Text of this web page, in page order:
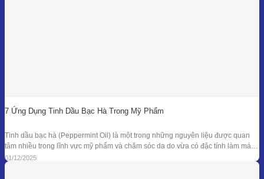
7 Ứng Dụng Tinh Dầu Bạc Hà Trong Mỹ Phẩm
Tinh dầu bạc hà (Peppermint Oil) là một trong những nguyên liệu được quan
tâm nhiều trong lĩnh vực mỹ phẩm và chăm sóc da do vừa có đặc tính làm mát
đặc trưng, vừa sở hữu phổ kháng khuẩn và khử mùi tự nhiên đã được ghi nhận
trong nhiều nghiên cứu. Giá trị
01/12/2025